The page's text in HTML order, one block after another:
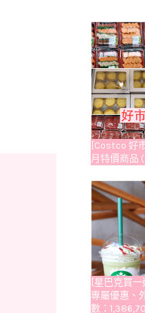
[Costco 好
月特價商品
[星巴克買
專屬優惠、
數：